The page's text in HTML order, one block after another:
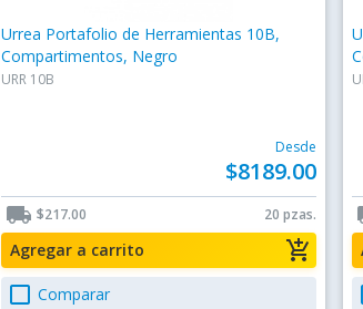
Urrea Portafolio de Herramientas 10B,
Compartimentos, Negro
URR 10B
Desde
$8189.00
local_shipping $217.00 20 pzas.
add_shopping_cart
Agregar a carrito
check_box_outline_blank Comparar